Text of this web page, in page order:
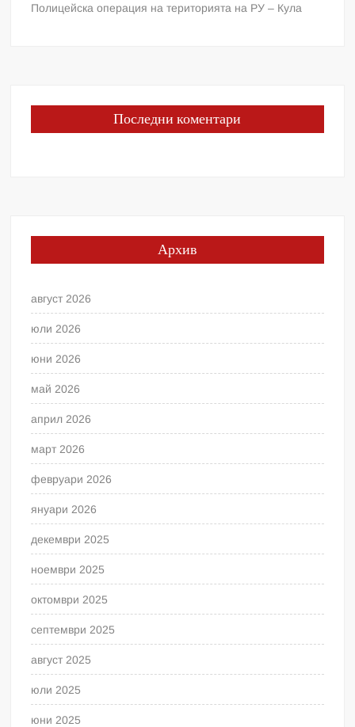
Полицейска операция на територията на РУ – Кула
Последни коментари
Архив
август 2026
юли 2026
юни 2026
май 2026
април 2026
март 2026
февруари 2026
януари 2026
декември 2025
ноември 2025
октомври 2025
септември 2025
август 2025
юли 2025
юни 2025